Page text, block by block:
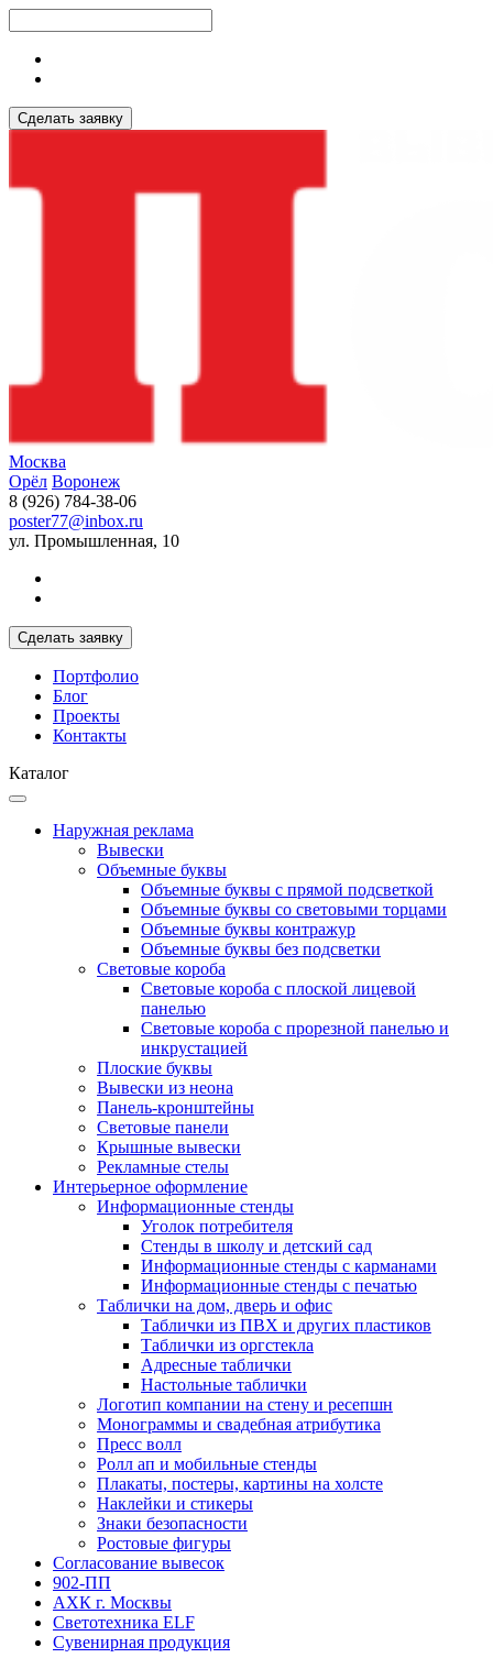
Сделать заявку
Москва
Орёл Воронеж
8 (926) 784-38-06
poster77@inbox.ru
ул. Промышленная, 10
Сделать заявку
Портфолио
Блог
Проекты
Контакты
Каталог
Наружная реклама
Вывески
Объемные буквы
Объемные буквы с прямой подсветкой
Объемные буквы со световыми торцами
Объемные буквы контражур
Объемные буквы без подсветки
Световые короба
Световые короба с плоской лицевой
панелью
Световые короба с прорезной панелью и
инкрустацией
Плоские буквы
Вывески из неона
Панель-кронштейны
Световые панели
Крышные вывески
Рекламные стелы
Интерьерное оформление
Информационные стенды
Уголок потребителя
Стенды в школу и детский сад
Информационные стенды с карманами
Информационные стенды с печатью
Таблички на дом, дверь и офис
Таблички из ПВХ и других пластиков
Таблички из оргстекла
Адресные таблички
Настольные таблички
Логотип компании на стену и ресепшн
Монограммы и свадебная атрибутика
Пресс волл
Ролл ап и мобильные стенды
Плакаты, постеры, картины на холсте
Наклейки и стикеры
Знаки безопасности
Ростовые фигуры
Согласование вывесок
902-ПП
АХК г. Москвы
Светотехника ELF
Сувенирная продукция